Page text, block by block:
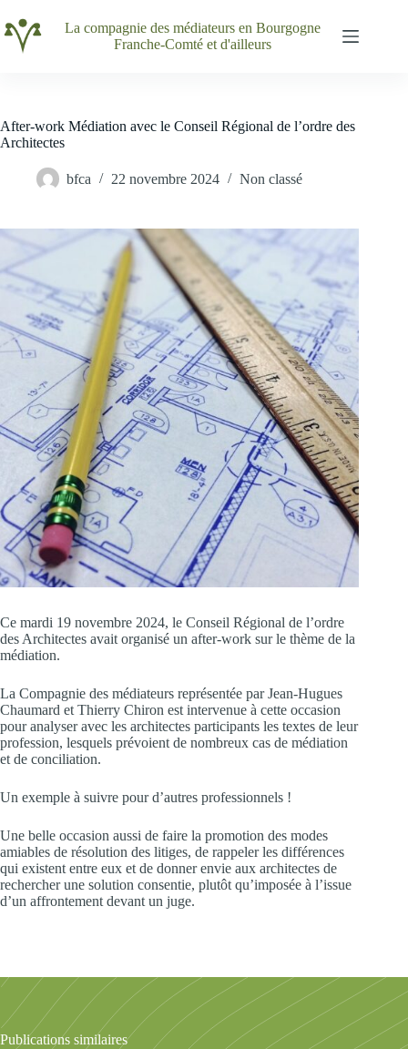
au
contenu
La compagnie des médiateurs en Bourgogne
Franche-Comté et d'ailleurs
After-work Médiation avec le Conseil Régional de l’ordre des
Architectes
bfca 22 novembre 2024 Non classé
Ce mardi 19 novembre 2024, le Conseil Régional de l’ordre
des Architectes avait organisé un after-work sur le thème de la
médiation.
La Compagnie des médiateurs représentée par Jean-Hugues
Chaumard et Thierry Chiron est intervenue à cette occasion
pour analyser avec les architectes participants les textes de leur
profession, lesquels prévoient de nombreux cas de médiation
et de conciliation.
Un exemple à suivre pour d’autres professionnels !
Une belle occasion aussi de faire la promotion des modes
amiables de résolution des litiges, de rappeler les différences
qui existent entre eux et de donner envie aux architectes de
rechercher une solution consentie, plutôt qu’imposée à l’issue
d’un affrontement devant un juge.
Publications similaires